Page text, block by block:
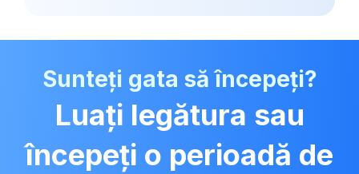
Sunteți gata să începeți?
Luați legătura sau
începeți o perioadă de